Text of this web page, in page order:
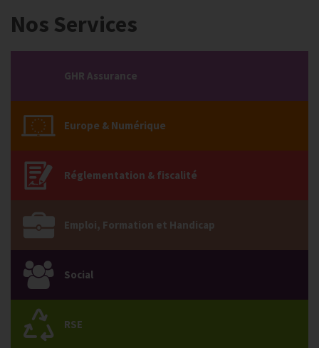
Nos Services
GHR Assurance
Europe & Numérique
Réglementation & fiscalité
Emploi, Formation et Handicap
Social
RSE